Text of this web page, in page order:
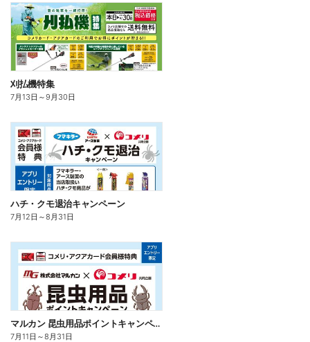
刈払機特集
7月13日 ～9月30日
ハチ・クモ退治キャンペーン
7月12日 ～8月31日
マルカン 昆虫用品ポイントキャンペーン
7月11日 ～8月31日